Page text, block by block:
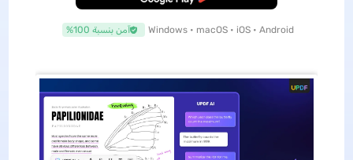
Windows • macOS • iOS • Android آمن بنسبة 100%